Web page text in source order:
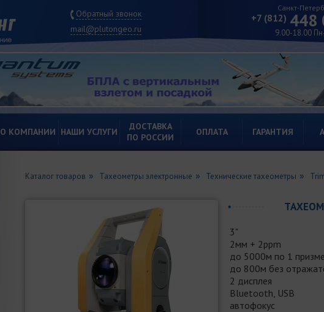
Обратный звонок
mail@plutongeo.ru
Санкт-
+7 (812) 448
9.00-18.00
О КОМПАНИИ НАШИ УСЛУГИ
ДОСТАВКА
ПО РОССИИ
ОПЛАТА ГАРАНТИЯ
Каталог товаров Тахеометры электронные Технические тахеометры
3"
2мм + 2ppm
до 5000м по 1 призме
до 800м без
2 дисплея
Bluetooth, USB
автофокус